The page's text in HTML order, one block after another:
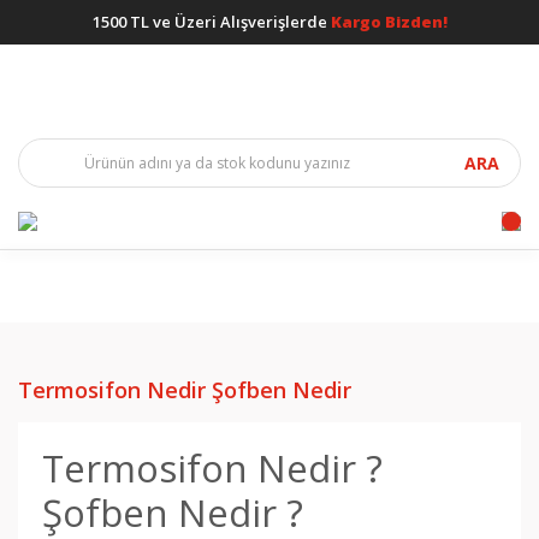
1500 TL ve Üzeri Alışverişlerde Kargo Bizden!
ARA
Termosifon Nedir Şofben Nedir
Termosifon Nedir ?
Şofben Nedir ?